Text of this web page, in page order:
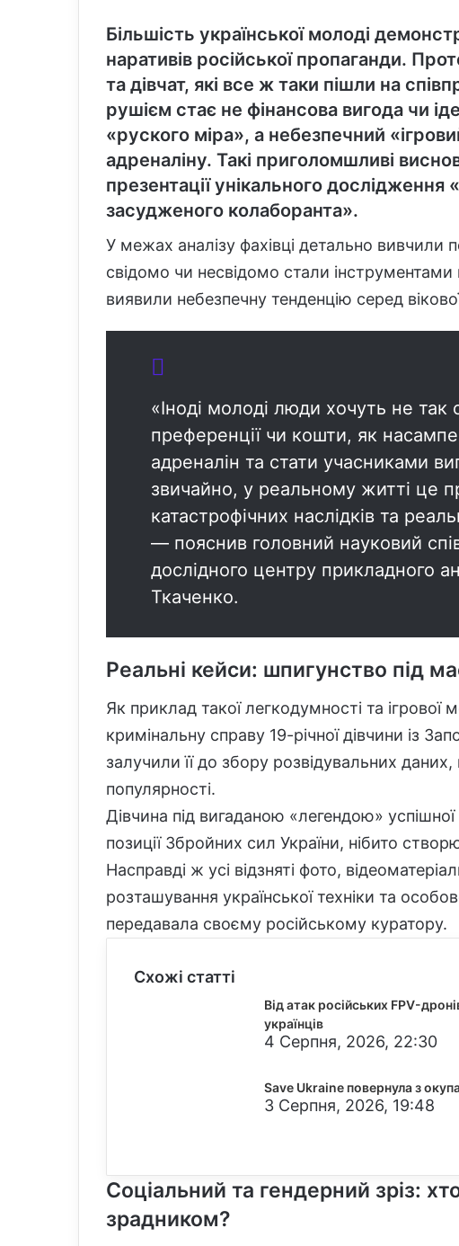
Більшість української молоді
наративів російської пропаганди.
та дівчат, які все ж таки пішли на
рушієм стає не фінансова вигода чи
«руского міра», а небезпечний
адреналіну. Такі приголомшливі
презентації унікального дослідження
засудженого колаборанта».
У межах аналізу фахівці детально вивчили
свідомо чи несвідомо стали
виявили небезпечну тенденцію серед
«Іноді молоді люди хочуть не так
преференції чи кошти, як
адреналін та стати учасниками
звичайно, у реальному житті це
катастрофічних наслідків та
— пояснив головний науковий
дослідного центру прикладного
Ткаченко.
Реальні кейси: шпигунство під
Як приклад такої легкодумності та ігрової
кримінальну справу 19-річної дівчини із
залучили її до збору розвідувальних
популярності.
Дівчина під вигаданою «легендою» успішної
позиції Збройних сил України, нібито
Насправді ж усі відзняті фото,
розташування української техніки та
передавала своєму російському куратору.
Схожі статті
Від атак російських FPV-
українців
4 Серпня, 2026, 22:30
Save Ukraine повернула з
3 Серпня, 2026, 19:48
Соціальний та гендерний зріз:
зрадником?